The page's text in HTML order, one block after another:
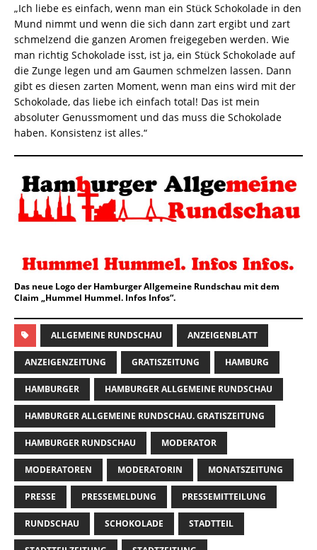
„Ich liebe es einfach, wenn man ein Stück Schokolade in den
Mund nimmt und wenn die sich dann zart ergibt und zart
schmelzend die ganzen Aromen freigegeben werden. Wie
man richtig Schokolade isst, ist ja, ein Stück Schokolade auf
die Zunge legen und am Gaumen schmelzen lassen. Dann
gibt es diesen zarten Moment, wenn man eins wird mit der
Schokolade, das liebe ich einfach total! Das ist mein
absoluter Genussmoment und das muss die Schokolade
haben. Konsistenz ist alles.“
Das neue Logo der Hamburger Allgemeine Rundschau mit dem
Claim „Hummel Hummel. Infos Infos“.
ALLGEMEINE RUNDSCHAU ANZEIGENBLATT
ANZEIGENZEITUNG GRATISZEITUNG HAMBURG
HAMBURGER HAMBURGER ALLGEMEINE RUNDSCHAU
HAMBURGER ALLGEMEINE RUNDSCHAU. GRATISZEITUNG
HAMBURGER RUNDSCHAU MODERATOR
MODERATOREN MODERATORIN MONATSZEITUNG
PRESSE PRESSEMELDUNG PRESSEMITTEILUNG
RUNDSCHAU SCHOKOLADE STADTTEIL